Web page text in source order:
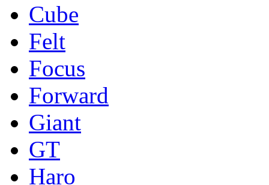
Cube
Felt
Focus
Forward
Giant
GT
Haro